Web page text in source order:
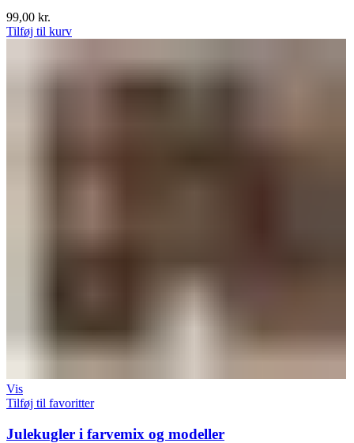
99,00 kr.
Tilføj til kurv
Vis
Tilføj til favoritter
Julekugler i farvemix og modeller